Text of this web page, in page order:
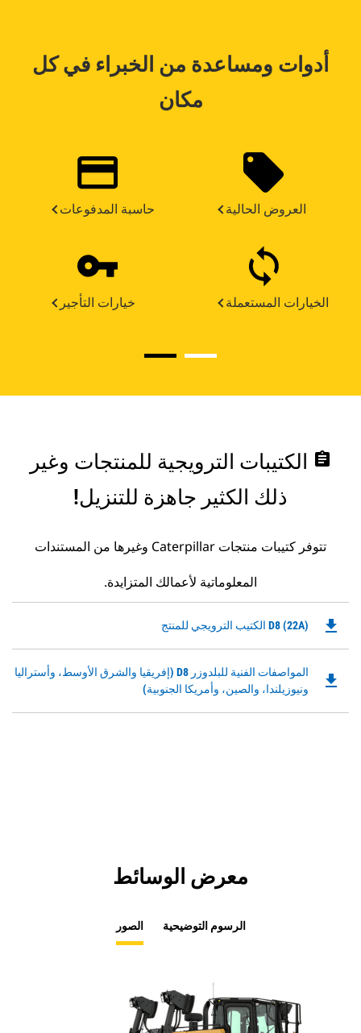
أدوات ومساعدة من الخبراء في كل
مكان
حاسبة المدفوعات العروض الحالية
خيارات التأجير الخيارات المستعملة
assignment الكتيبات الترويجية للمنتجات وغير
ذلك الكثير جاهزة للتنزيل!
تتوفر كتيبات منتجات Caterpillar وغيرها من المستندات
المعلوماتية لأعمالك المتزايدة.
D8 (22A) الكتيب الترويجي للمنتج
Downloadable
New
file_download
المواصفات الفنية للبلدوزر D8 (إفريقيا والشرق الأوسط، وأستراليا
ونيوزيلندا، والصين، وأمريكا الجنوبية)
Downloadable
PDF
file_download
معرض الوسائط
الصور الرسوم التوضيحية